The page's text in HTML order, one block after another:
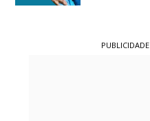
PUBLICIDADE